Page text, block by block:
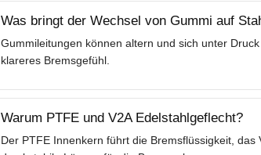
Was bringt der Wechsel von Gummi auf
Gummileitungen können altern und sich unter
klareres Bremsgefühl.
Warum PTFE und V2A Edelstahlgeflecht?
Der PTFE Innenkern führt die Bremsflüssigkeit,